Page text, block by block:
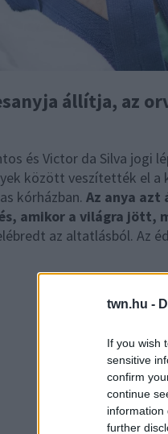
twn.hu -
If you wish
sensitive
confirm
continue
information
further
állítja, az
és Victor da Silva jogi
között veszítették el a
kórházban. Az anya
amikor a világra jött,
az altatlásból. Az